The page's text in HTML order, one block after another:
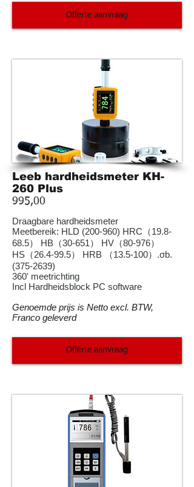
Offerte aanvraag
Leeb hardheidsmeter KH-
260 Plus
995,00
Draagbare hardheidsmeter
Meetbereik: HLD (200-960) HRC（19.8-
68.5） HB（30-651） HV（80-976）
HS（26.4-99.5） HRB （13.5-100）.σb.
(375-2639)
360' meetrichting
Incl Hardheidsblock PC software
Genoemde prijs is Netto excl. BTW,
Franco geleverd
Offerte aanvraag